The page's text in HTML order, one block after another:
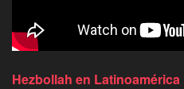
Hezbollah en Latinoamérica